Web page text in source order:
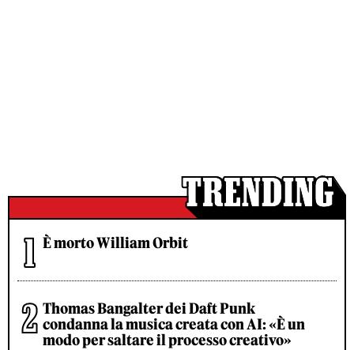
È morto William Orbit
Thomas Bangalter dei Daft Punk
condanna la musica creata con AI: «È un
modo per saltare il processo creativo»